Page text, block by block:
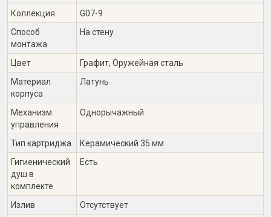
Коллекция
G07-9
Способ
монтажа
На стену
Цвет
Графит, Оружейная сталь
Материал
корпуса
Латунь
Механизм
управления
Однорычажный
Тип картриджа
Керамический 35 мм
Гигиенический
душ в
комплекте
Есть
Излив
Отсутствует